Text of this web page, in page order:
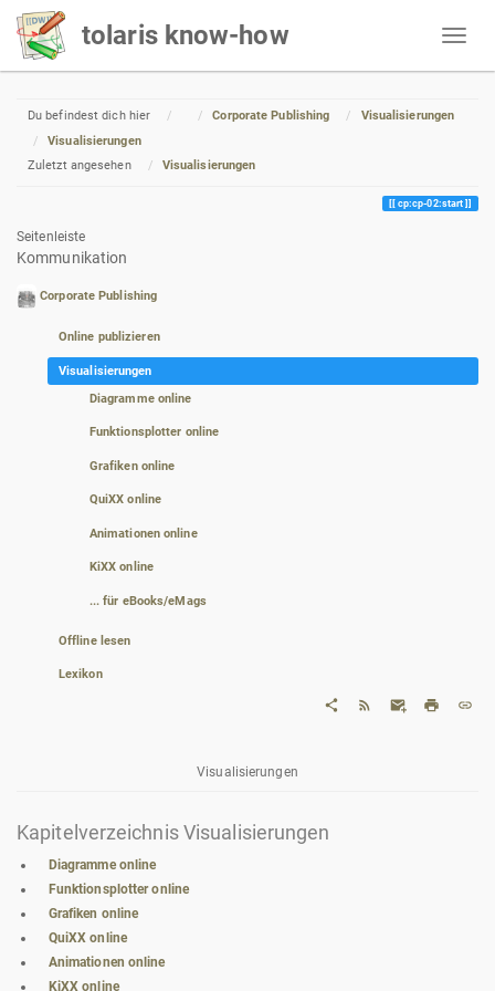
tolaris know-how
Du befindest dich hier HomeCorporate Publishing
Visualisierungen
Visualisierungen
Zuletzt angesehen
Visualisierungen
cp:cp-02:start
Seitenleiste
Kommunikation
Corporate Publishing
Online publizieren
Visualisierungen
Diagramme online
Funktionsplotter online
Grafiken online
QuiXX online
Animationen online
KiXX online
... für eBooks/eMags
Offline lesen
Lexikon
Visualisierungen
Kapitelverzeichnis Visualisierungen
Diagramme online
Funktionsplotter online
Grafiken online
QuiXX online
Animationen online
KiXX online